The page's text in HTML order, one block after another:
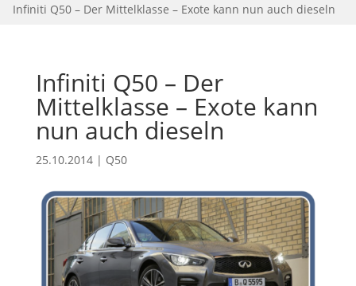
Infiniti Q50 – Der Mittelklasse – Exote kann nun auch dieseln
Infiniti Q50 – Der
Mittelklasse – Exote kann
nun auch dieseln
25.10.2014| Q50